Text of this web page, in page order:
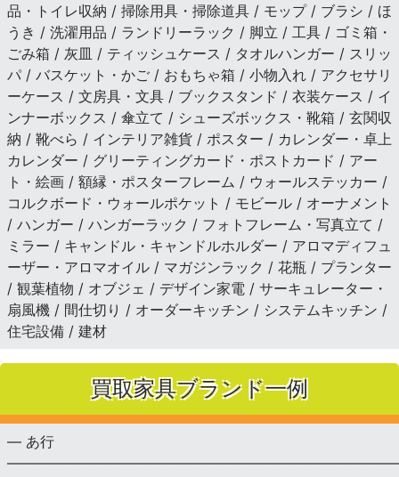
品・トイレ収納 / 掃除用具・掃除道具 / モップ / ブラシ / ほ
うき / 洗濯用品 / ランドリーラック / 脚立 / 工具 / ゴミ箱・
ごみ箱 / 灰皿 / ティッシュケース / タオルハンガー / スリッ
パ / バスケット・かご / おもちゃ箱 / 小物入れ / アクセサリ
ーケース / 文房具・文具 / ブックスタンド / 衣装ケース / イ
ンナーボックス / 傘立て / シューズボックス・靴箱 / 玄関収
納 / 靴べら / インテリア雑貨 / ポスター / カレンダー・卓上
カレンダー / グリーティングカード・ポストカード / アー
ト・絵画 / 額縁・ポスターフレーム / ウォールステッカー /
コルクボード・ウォールポケット / モビール / オーナメント
/ ハンガー / ハンガーラック / フォトフレーム・写真立て /
ミラー / キャンドル・キャンドルホルダー / アロマディフュ
ーザー・アロマオイル / マガジンラック / 花瓶 / プランター
/ 観葉植物 / オブジェ / デザイン家電 / サーキュレーター・
扇風機 / 間仕切り / オーダーキッチン / システムキッチン /
住宅設備 / 建材
買取家具ブランド一例
— あ行